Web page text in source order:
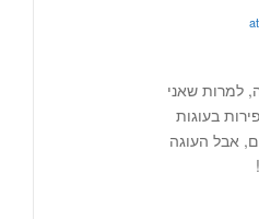
למרות שאני
בעוגות
אבל העוגה